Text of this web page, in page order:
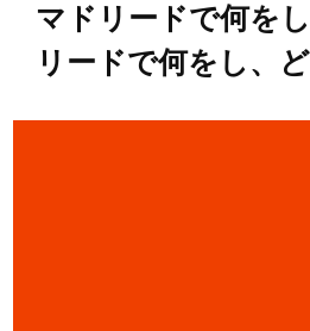
マドリードで何を
リードで何をし、